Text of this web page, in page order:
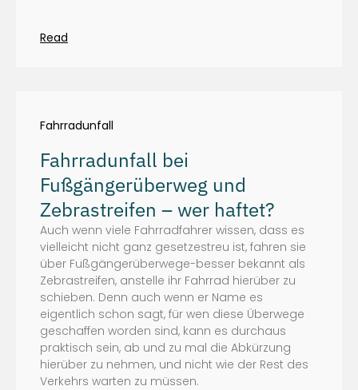
Read
Fahrradunfall
Fahrradunfall bei
Fußgängerüberweg und
Zebrastreifen – wer haftet?
Auch wenn viele Fahrradfahrer wissen, dass es
vielleicht nicht ganz gesetzestreu ist, fahren sie
über Fußgängerüberwege-besser bekannt als
Zebrastreifen, anstelle ihr Fahrrad hierüber zu
schieben. Denn auch wenn er Name es
eigentlich schon sagt, für wen diese Überwege
geschaffen worden sind, kann es durchaus
praktisch sein, ab und zu mal die Abkürzung
hierüber zu nehmen, und nicht wie der Rest des
Verkehrs warten zu müssen.